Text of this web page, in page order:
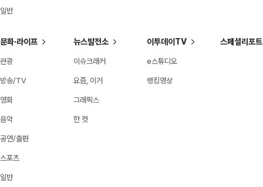
일반
문화·라이프
관광
방송/TV
영화
음악
공연/출판
스포츠
일반
뉴스발전소
이슈크래커
요즘, 이거
그래픽스
한 컷
이투데이TV
e스튜디오
랭킹영상
스페셜리포트